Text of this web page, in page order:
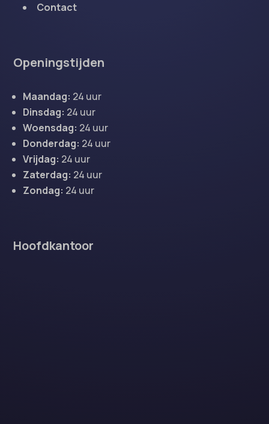
Contact
Openingstijden
Maandag: 24 uur
Dinsdag: 24 uur
Woensdag: 24 uur
Donderdag: 24 uur
Vrijdag: 24 uur
Zaterdag: 24 uur
Zondag: 24 uur
Hoofdkantoor